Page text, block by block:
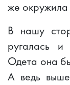
же окружила
В нашу
ругалась
Одета она
А ведь